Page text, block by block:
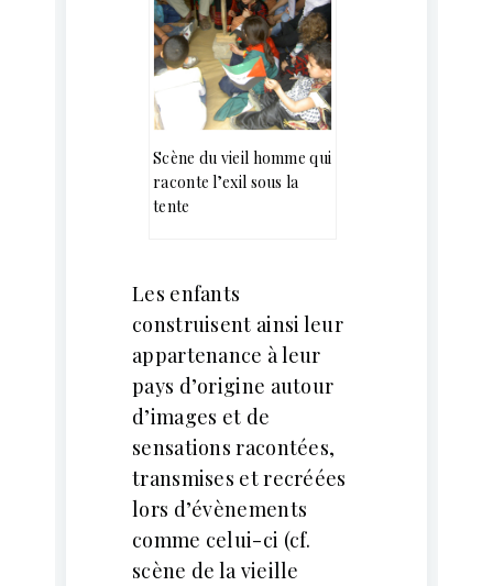
Scène du vieil homme qui
raconte l’exil sous la
tente
Les enfants
construisent ainsi leur
appartenance à leur
pays d’origine autour
d’images et de
sensations racontées,
transmises et recréées
lors d’évènements
comme celui-ci (cf.
scène de la vieille